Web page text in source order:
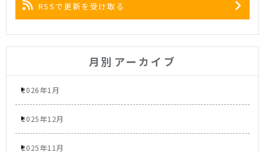
RSSで更新を受け取る
月別アーカイブ
2026年1月
2025年12月
2025年11月